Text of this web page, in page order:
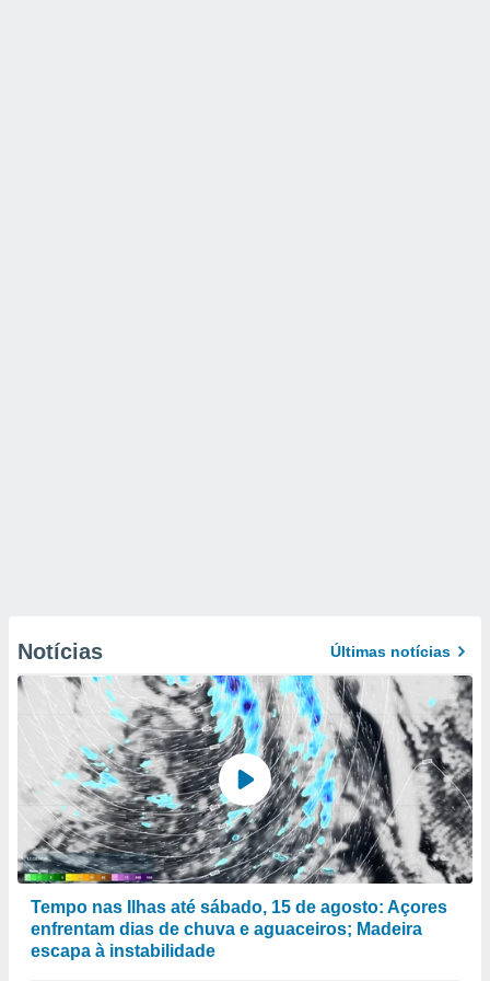
Notícias Últimas notícias
Tempo nas Ilhas até sábado, 15 de agosto: Açores
enfrentam dias de chuva e aguaceiros; Madeira
escapa à instabilidade